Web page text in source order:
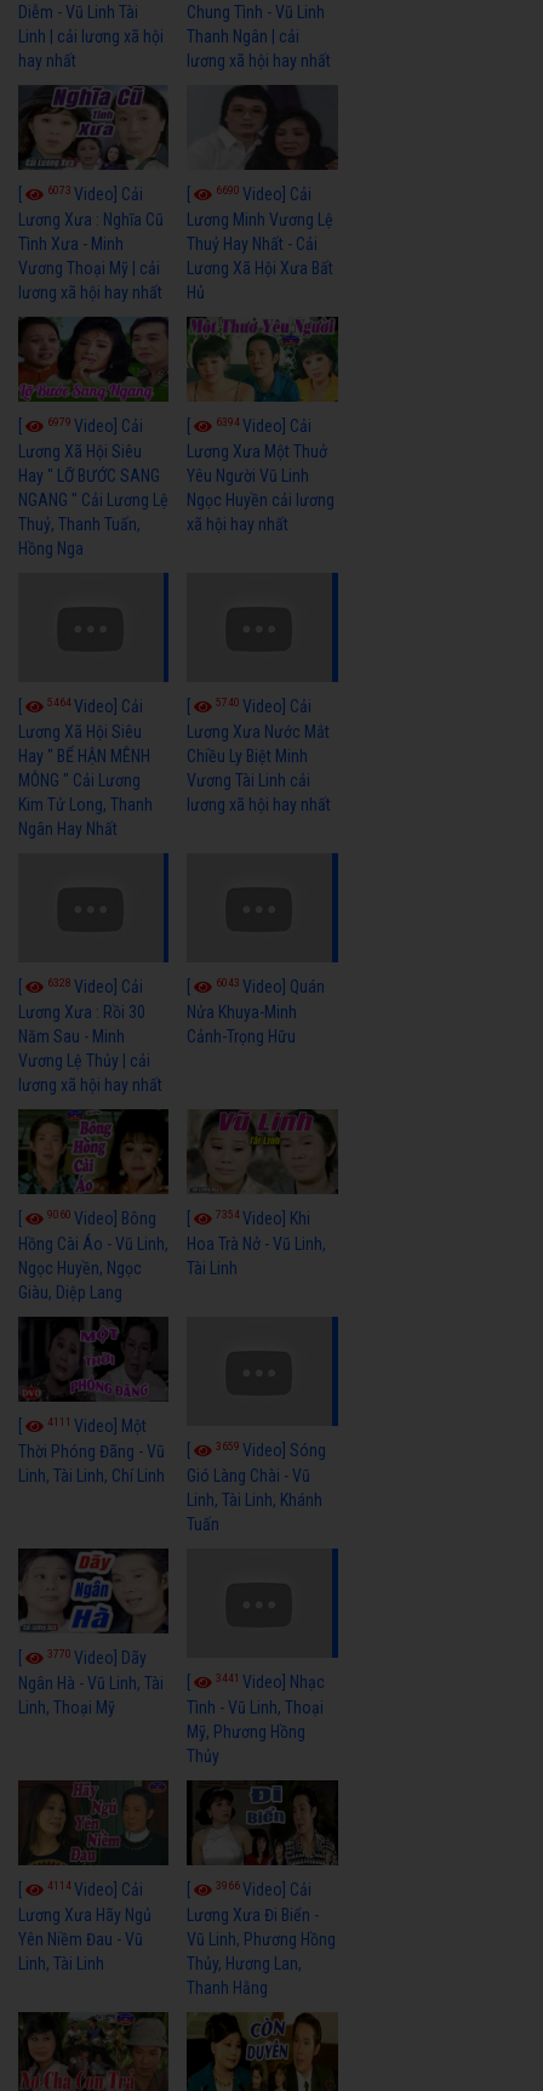
Diễm - Vũ Linh Tài
Linh | cải lương xã hội
hay nhất
Chung Tình - Vũ Linh
Thanh Ngân | cải
lương xã hội hay nhất
6073 Video] Cải
Lương Xưa : Nghĩa Cũ
Tình Xưa - Minh
Vương Thoại Mỹ | cải
lương xã hội hay nhất
6690Video] Cải
Lương Minh Vương Lệ
Thuỷ Hay Nhất - Cải
Lương Xã Hội Xưa Bất
Hủ
6979 Video] Cải
Lương Xã Hội Siêu
Hay " LỠ BƯỚC SANG
NGANG " Cải Lương Lệ
Thuỷ, Thanh Tuấn,
Hồng Nga
6394Video] Cải
Lương Xưa Một Thuở
Yêu Người Vũ Linh
Ngọc Huyền cải lương
xã hội hay nhất
5464Video] Cải
Lương Xã Hội Siêu
Hay " BỂ HẬN MÊNH
MÔNG " Cải Lương
Kim Tử Long, Thanh
Ngân Hay Nhất
5740Video] Cải
Lương Xưa Nước Mắt
Chiều Ly Biệt Minh
Vương Tài Linh cải
lương xã hội hay nhất
6328 Video] Cải
Lương Xưa : Rồi 30
Năm Sau - Minh
Vương Lệ Thủy | cải
lương xã hội hay nhất
6043Video] Quán
Nửa Khuya-Minh
Cảnh-Trọng Hữu
9060 Video] Bông
Hồng Cài Áo - Vũ Linh,
Ngọc Huyền, Ngọc
Giàu, Diệp Lang
7354Video] Khi
Hoa Trà Nở - Vũ Linh,
Tài Linh
4111 Video] Một
Thời Phóng Đãng - Vũ
Linh, Tài Linh, Chí Linh
3659Video] Sóng
Gió Làng Chài - Vũ
Linh, Tài Linh, Khánh
Tuấn
3770 Video] Dãy
Ngân Hà - Vũ Linh, Tài
Linh, Thoại Mỹ
3441Video] Nhạc
Tình - Vũ Linh, Thoại
Mỹ, Phương Hồng
Thủy
4114Video] Cải
Lương Xưa Hãy Ngủ
Yên Niềm Đau - Vũ
Linh, Tài Linh
3966Video] Cải
Lương Xưa Đi Biển -
Vũ Linh, Phương Hồng
Thủy, Hương Lan,
Thanh Hằng